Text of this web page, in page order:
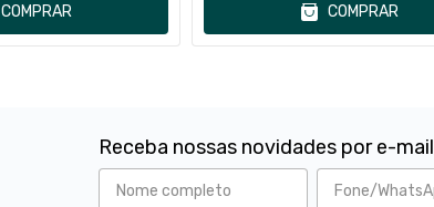
COMPRAR COMPRAR
Receba nossas novidades por e-mail